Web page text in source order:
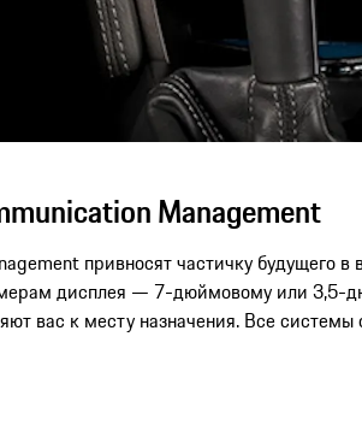
Management
привносят частичку будущего
дисплея — 7-дюймовому или 3,5-
вас к месту назначения. Все